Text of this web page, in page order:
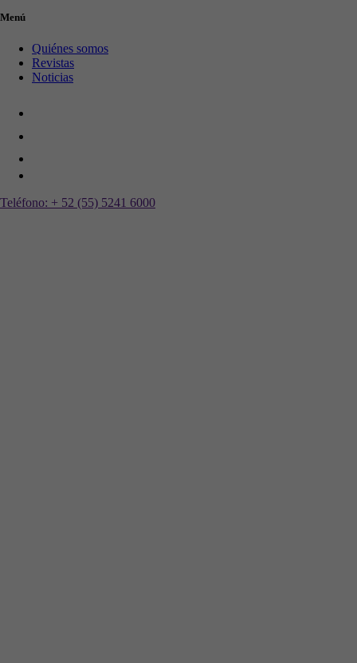
Menú
Quiénes somos
Revistas
Noticias
Teléfono: + 52 (55) 5241 6000